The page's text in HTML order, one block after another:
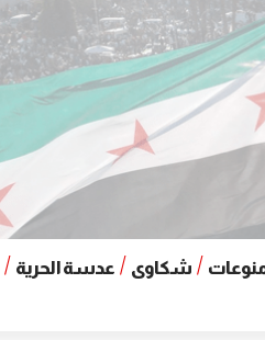
شكاوى عدسة الحرية